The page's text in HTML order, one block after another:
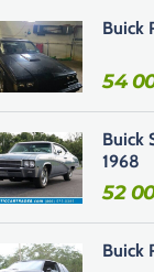
Buick
54
Buick
1968
52
Buick